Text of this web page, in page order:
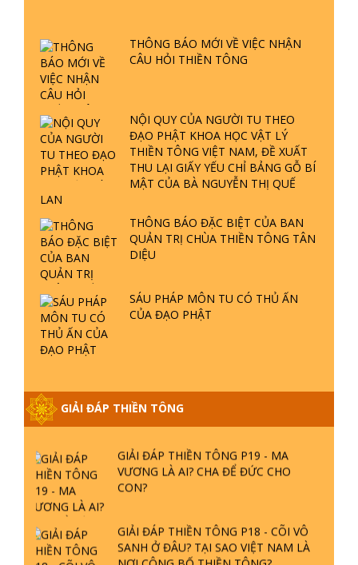
SÁU PHÁP MÔN TU CÓ THỦ ẤN
GIẢI ĐÁP THIỀN TÔNG
GIẢI ĐÁP VỀ LỄ TIỄN THIỀN TÔNG SƯ
GIẢI ĐÁP THIỀN TÔNG ĐẶC BIỆT
PHẦN 20 - BÁC NGUYỄN NHÂN LÀ AI?
PHIỀN NÃO DO ĐÂU MÀ CÓ?
GIẢI ĐÁP THIỀN TÔNG P19 - MA
VƯƠNG LÀ AI? CHA ĐỂ ĐỨC CHO
CON?
GIẢI ĐÁP THIỀN TÔNG P18 - CÕI VÔ
SANH Ở ĐÂU? TẠI SAO VIỆT NAM LÀ
NƠI CÔNG BỐ THIỀN TÔNG?
NGƯỜI ĐẦU TIÊN?
THIỀN TÔNG TÂN DIỆU - GIẢI ĐÁP
P16 - THẦN THÁNH TIÊN ĂN GÌ? ĐẠO
DẠY TU ĐỂ LÀM SÚC SINH?
GIẢI ĐÁP THIỀN TÔNG P15 - TỔ
CHỨC LOÀI CÔ HỒN - GIÁO LÝ ĐẠO
PHẬT KHI NÀO XUẤT BẢN